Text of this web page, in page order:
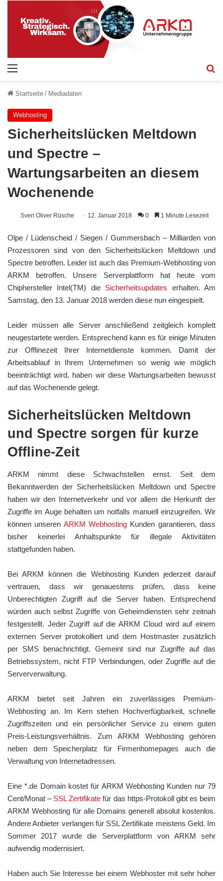
Startseite / Mediadaten
Webhosting
Sicherheitslücken Meltdown
und Spectre –
Wartungsarbeiten an diesem
Wochenende
Sven Oliver Rüsche 12. Januar 2018 0 1 Minute Lesezeit
Olpe / Lüdenscheid / Siegen / Gummersbach – Milliarden von
Prozessoren sind von den Sicherheitslücken Meltdown und
Spectre betroffen. Leider ist auch das Premium-Webhosting von
ARKM betroffen. Unsere Serverplattform hat heute vom
Chiphersteller Intel(TM) die Sicherheitsupdates erhalten. Am
Samstag, den 13. Januar 2018 werden diese nun eingespielt.
Leider müssen alle Server anschließend zeitgleich komplett
neugestartete werden. Entsprechend kann es für einige Minuten
zur Offlinezeit Ihrer Internetdienste kommen. Damit der
Arbeitsablauf in Ihrem Unternehmen so wenig wie möglich
beeinträchtigt wird, haben wir diese Wartungsarbeiten bewusst
auf das Wochenende gelegt.
Sicherheitslücken Meltdown
und Spectre sorgen für kurze
Offline-Zeit
ARKM nimmt diese Schwachstellen ernst. Seit dem
Bekanntwerden der Sicherheitslücken Meltdown und Spectre
haben wir den Internetverkehr und vor allem die Herkunft der
Zugriffe im Auge behalten um notfalls manuell einzugreifen. Wir
können unseren ARKM Webhosting Kunden garantieren, dass
bisher keinerlei Anhaltspunkte für illegale Aktivitäten
stattgefunden haben.
Bei ARKM können die Webhosting Kunden jederzeit darauf
vertrauen, dass wir genauestens prüfen, dass keine
Unberechtigten Zugriff auf die Server haben. Entsprechend
würden auch selbst Zugriffe von Geheimdiensten sehr zeitnah
festgestellt. Jeder Zugriff auf die ARKM Cloud wird auf einem
externen Server protokolliert und dem Hostmaster zusätzlich
per SMS benachrichtigt. Gemeint sind nur Zugriffe auf das
Betriebssystem, nicht FTP Verbindungen, oder Zugriffe auf die
Serververwaltung.
ARKM bietet seit Jahren ein zuverlässiges Premium-
Webhosting an. Im Kern stehen Hochverfügbarkeit, schnelle
Zugriffszeiten und ein persönlicher Service zu einem guten
Preis-Leistungsverhältnis. Zum ARKM Webhosting gehören
neben dem Speicherplatz für Firmenhomepages auch die
Verwaltung von Internetadressen.
Eine *.de Domain kostet für ARKM Webhosting Kunden nur 79
Cent/Monat – SSL Zertifikate für das https-Protokoll gibt es beim
ARKM Webhosting für alle Domains generell absolut kostenlos.
Andere Anbieter verlangen für SSL Zertifikate meistens Geld. Im
Sommer 2017 wurde die Serverplattform von ARKM sehr
aufwendig modernisiert.
Haben auch Sie Interesse bei einem Webhoster mit sehr hoher